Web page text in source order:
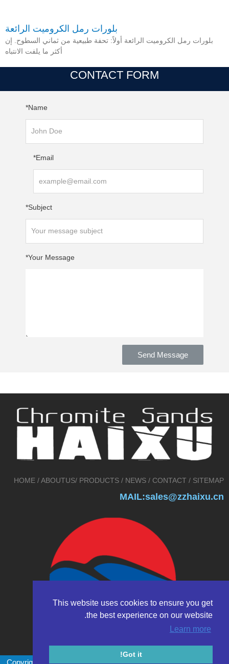
This website uses cookies to ensure you get
the best experience on our website.
Learn more
Got it!
بلورات رمل الكروميت الرائعة
بلورات رمل الكروميت الرائعة أولاً: تحفة طبيعية من ثماني السطوح. إن
أكثر ما يلفت الانتباه
CONTACT FORM
Name*
Email*
Subject*
Your Message*
Send Message
HOME / ABOUTUS/ PRODUCTS / NEWS / CONTACT / SITEMAP
MAIL:sales@zzhaixu.cn
Copyright © 2017 Zhengzhou HAIXU abrasives Co.,Ltd. All rights